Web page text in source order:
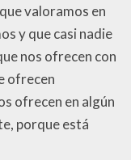
valoramos en
y que casi nadie
nos ofrecen con
ofrecen
ofrecen en algún
porque está